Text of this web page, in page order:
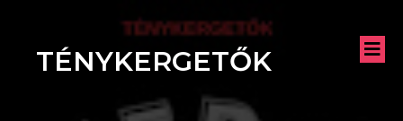
TÉNYKERGETŐK